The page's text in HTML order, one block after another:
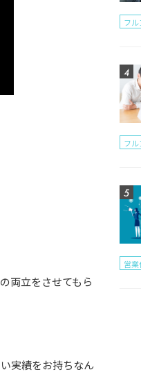
両立をさせてもら
実績をお持ちなん
フ
フ
営